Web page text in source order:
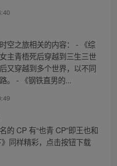
空之旅相关的内容： - 《综
主青梧死后穿越到三生三世
又穿越到多个世界，以不同
。 - 《钢铁直男的...
的 CP 有“也青 CP”即王也和
同样精彩，点击按钮下载